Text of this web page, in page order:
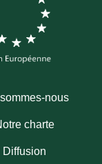
nous
charte
Diffusion